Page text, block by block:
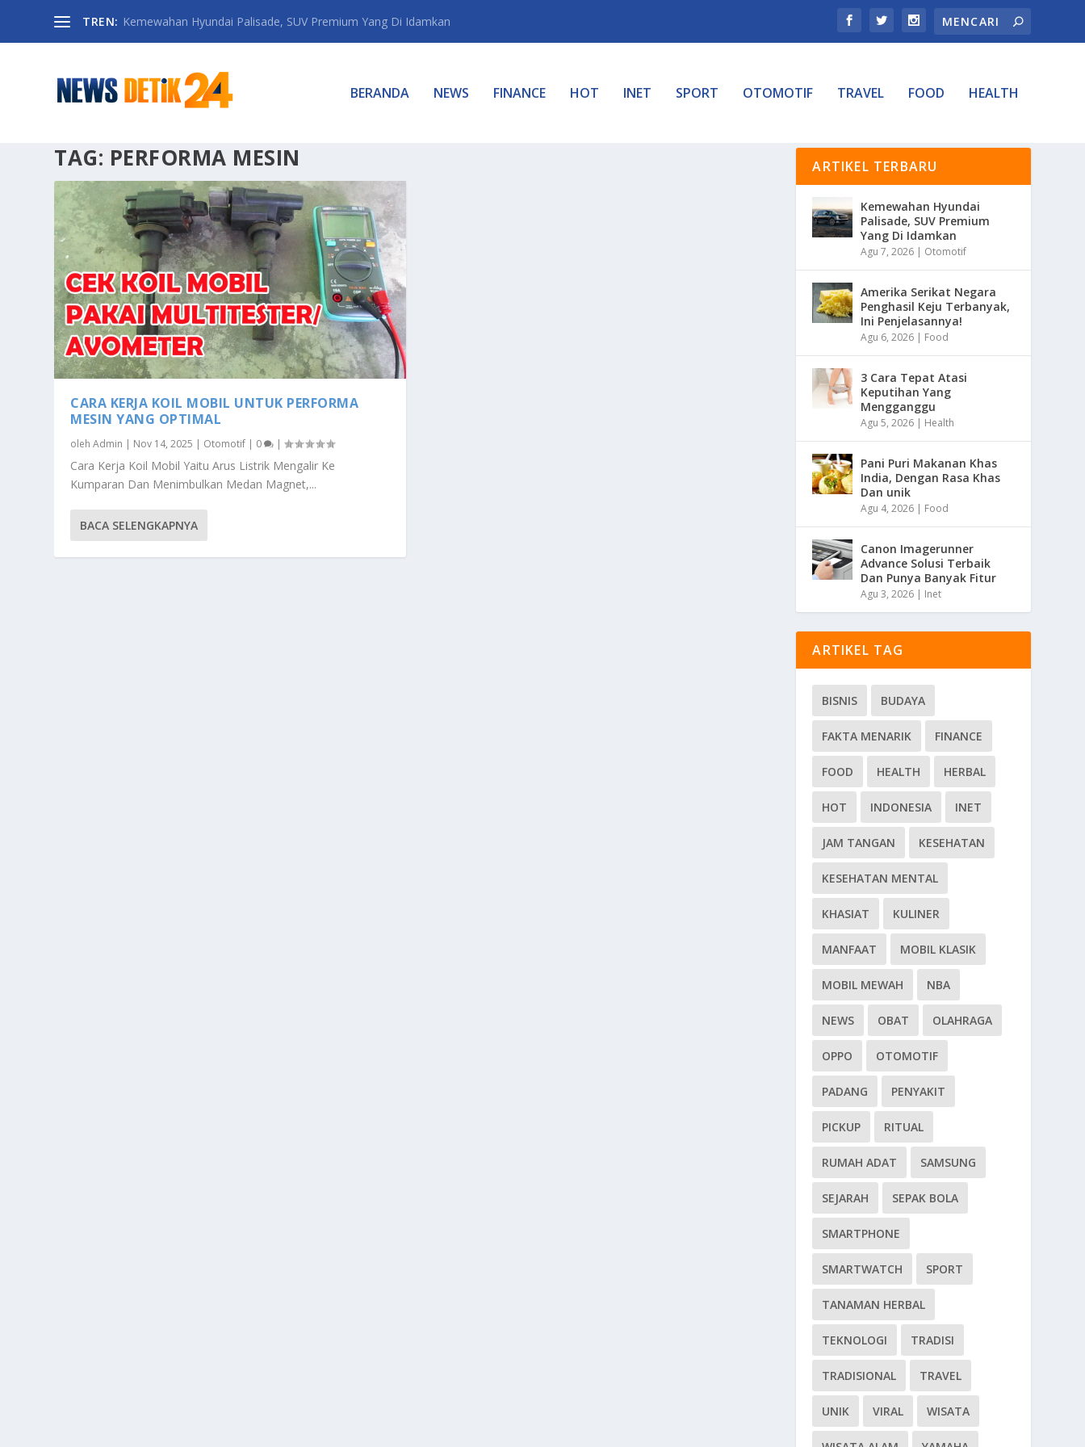
TREN: Kemewahan Hyundai Palisade, SUV Premium Yang Di Idamkan
BERANDA NEWS FINANCE HOT INET SPORT OTOMOTIF TRAVEL FOOD HEALTH
TAG: PERFORMA MESIN
CARA KERJA KOIL MOBIL UNTUK PERFORMA
MESIN YANG OPTIMAL
olehAdmin | Nov 14, 2025 | Otomotif | 0 |
Cara Kerja Koil Mobil Yaitu Arus Listrik Mengalir Ke
Kumparan Dan Menimbulkan Medan Magnet,...
BACA SELENGKAPNYA
ARTIKEL TERBARU
Kemewahan Hyundai
Palisade, SUV Premium
Yang Di Idamkan
Agu 7, 2026 | Otomotif
Amerika Serikat Negara
Penghasil Keju Terbanyak,
Ini Penjelasannya!
Agu 6, 2026 | Food
3 Cara Tepat Atasi
Keputihan Yang
Mengganggu
Agu 5, 2026 | Health
Pani Puri Makanan Khas
India, Dengan Rasa Khas
Dan unik
Agu 4, 2026 | Food
Canon Imagerunner
Advance Solusi Terbaik
Dan Punya Banyak Fitur
Agu 3, 2026 | Inet
ARTIKEL TAG
BISNIS BUDAYA
FAKTA MENARIK FINANCE
FOOD HEALTH HERBAL
HOT INDONESIA INET
JAM TANGAN KESEHATAN
KESEHATAN MENTAL
KHASIAT KULINER
MANFAAT MOBIL KLASIK
MOBIL MEWAH NBA
NEWS OBAT OLAHRAGA
OPPO OTOMOTIF
PADANG PENYAKIT
PICKUP RITUAL
RUMAH ADAT SAMSUNG
SEJARAH SEPAK BOLA
SMARTPHONE
SMARTWATCH SPORT
TANAMAN HERBAL
TEKNOLOGI TRADISI
TRADISIONAL TRAVEL
UNIK VIRAL WISATA